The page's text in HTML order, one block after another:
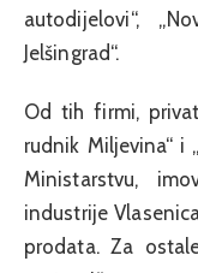
autodijelovi“,
Jelšingrad“.
Od tih firmi,
rudnik Miljevina“ i
Ministarstvu,
industrije
prodata. Za